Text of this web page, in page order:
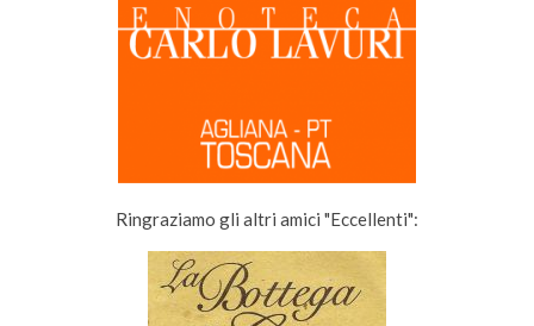
Ringraziamo gli altri amici "Eccellenti":